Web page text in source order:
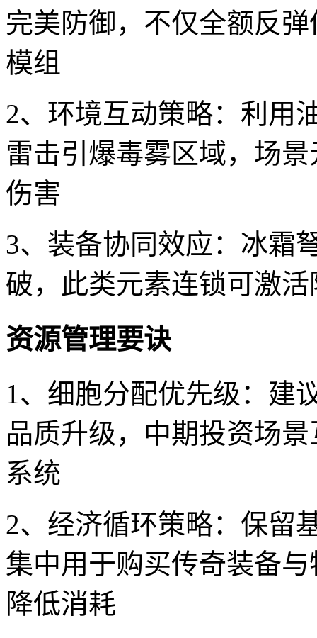
完美防御，不仅全额反
模组
2、环境互动策略：利用
雷击引爆毒雾区域，场
伤害
3、装备协同效应：冰霜
破，此类元素连锁可激
资源管理要诀
1、细胞分配优先级：建
品质升级，中期投资场
系统
2、经济循环策略：保留
集中用于购买传奇装备
降低消耗